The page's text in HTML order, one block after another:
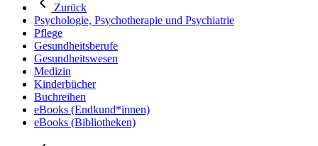
Zurück
Psychologie, Psychotherapie und Psychiatrie
Pflege
Gesundheitsberufe
Gesundheitswesen
Medizin
Kinderbücher
Buchreihen
eBooks (Endkund*innen)
eBooks (Bibliotheken)